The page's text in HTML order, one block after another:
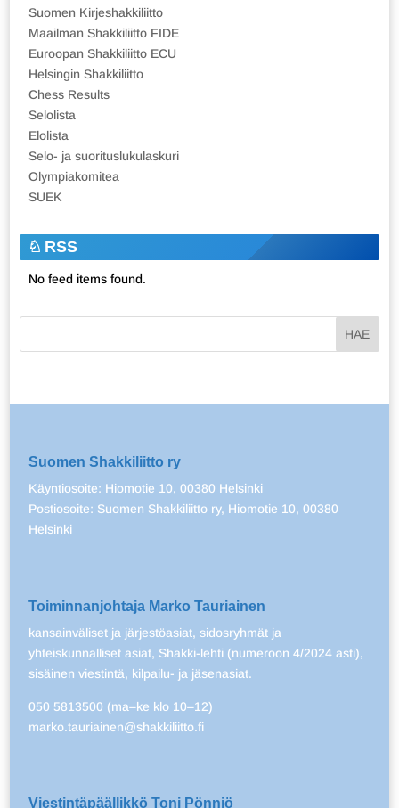
Suomen Kirjeshakkiliitto
Maailman Shakkiliitto FIDE
Euroopan Shakkiliitto ECU
Helsingin Shakkiliitto
Chess Results
Selolista
Elolista
Selo- ja suorituslukulaskuri
Olympiakomitea
SUEK
RSS
No feed items found.
Suomen Shakkiliitto ry
Käyntiosoite: Hiomotie 10, 00380 Helsinki
Postiosoite: Suomen Shakkiliitto ry, Hiomotie 10, 00380
Helsinki
Toiminnanjohtaja Marko Tauriainen
kansainväliset ja järjestöasiat, sidosryhmät ja
yhteiskunnalliset asiat, Shakki-lehti (numeroon 4/2024 asti),
sisäinen viestintä, kilpailu- ja jäsenasiat.
050 5813500 (ma–ke klo 10–12)
marko.tauriainen@shakkiliitto.fi
Viestintäpäällikkö Toni Pönniö